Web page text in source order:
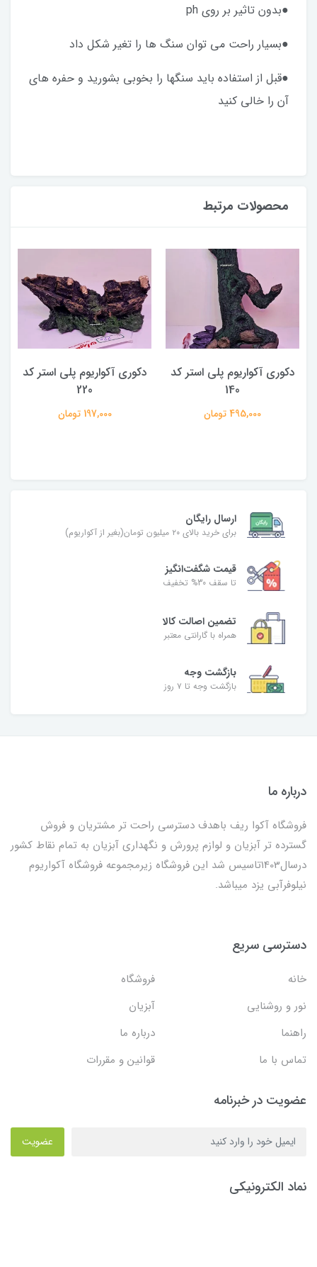
●بدون تاثیر بر روی ph
●بسیار راحت می توان سنگ ها را تغیر شکل داد
●قبل از استفاده باید سنگها را بخوبی بشورید و حفره های
آن را خالی کنید
محصولات مرتبط
دکوری آکواریوم پلی استر کد
140
495,000 تومان
دکوری آکواریوم پلی استر کد
220
197,000 تومان
ارسال رایگان
برای خرید بالای ۲۰ میلیون تومان(بغیر از آکواریوم)
قیمت شگفت‌انگیز
تا سقف 30% تخفیف
تضمین اصالت کالا
همراه با گارانتی معتبر
بازگشت وجه
بازگشت وجه تا ۷ روز
درباره ما
فروشگاه آکوا ریف باهدف دسترسی راحت تر مشتریان و فروش
گسترده تر آبزیان و لوازم پرورش و نگهداری آبزیان به تمام نقاط کشور
درسال1403تاسیس شد این فروشگاه زیرمجموعه فروشگاه آکواریوم
نیلوفرآبی یزد میباشد.
دسترسی سریع
خانه
فروشگاه
نور و روشنایی
آبزیان
راهنما
درباره ما
تماس با ما
قوانین و مقررات
عضویت در خبرنامه
عضویت
نماد الکترونیکی